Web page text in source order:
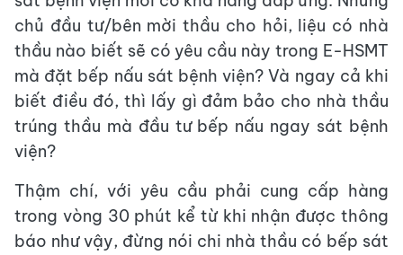
chủ đầu tư/bên mời thầu cho hỏi, liệu có nhà
thầu nào biết sẽ có yêu cầu này trong E-HSMT
mà đặt bếp nấu sát bệnh viện? Và ngay cả khi
biết điều đó, thì lấy gì đảm bảo cho nhà thầu
trúng thầu mà đầu tư bếp nấu ngay sát bệnh
viện?
Thậm chí, với yêu cầu phải cung cấp hàng
trong vòng 30 phút kể từ khi nhận được thông
báo như vậy, đừng nói chi nhà thầu có bếp sát